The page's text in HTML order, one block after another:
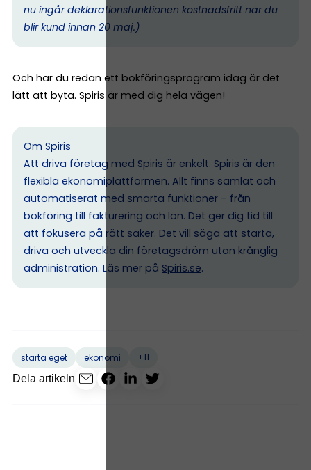
nu ingår deklarationsfunktionen kostnadsfritt när du
blir kund innan 20 maj.)
Och har du redan ett bokföringsprogram idag är det
lätt att byta. Spiris är med dig hela vägen!
Om Spiris
Att driva företag med Spiris är enkelt. Spiris är den
flexibla ekonomiplattformen. Allt finns samlat och
automatiserat med smarta funktioner – från
bokföring till fakturering och lön. Det ger dig tid till
att fokusera på rätt saker. Det vill säga att starta,
driva och utveckla din företagsdröm utan krånglig
administration. Läs mer på Spiris.se.
starta eget ekonomi
+11
Dela artikeln